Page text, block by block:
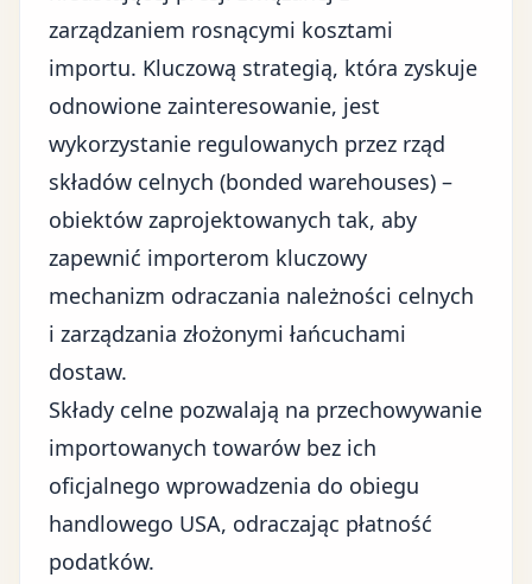
zarządzaniem rosnącymi kosztami
importu. Kluczową strategią, która zyskuje
odnowione zainteresowanie, jest
wykorzystanie regulowanych przez rząd
składów celnych (bonded warehouses) –
obiektów zaprojektowanych tak, aby
zapewnić importerom kluczowy
mechanizm odraczania należności celnych
i zarządzania złożonymi łańcuchami
dostaw.
Składy celne pozwalają na przechowywanie
importowanych towarów bez ich
oficjalnego wprowadzenia do obiegu
handlowego USA, odraczając płatność
podatków.